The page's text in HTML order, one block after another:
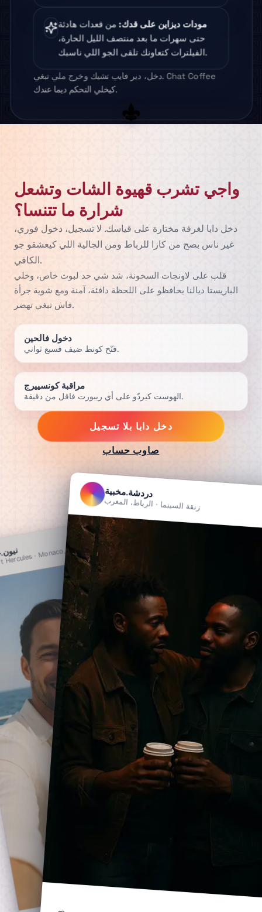
مودات ديزاين على قدك: من قعدات هادئة
حتى سهرات ما بعد منتصف الليل الحارة،
دخل، دير فايب تشيك وخرج ملي تبغي. Chat Coffee
كيخلي التحكم ديما عندك.
واجي تشرب قهيوة الشات وتشعل
شرارة ما تتنسا؟
دخل دابا لغرفة مختارة على قياسك. لا تسجيل، دخول فوري،
غير ناس بصح من كازا للرباط ومن الجالية اللي كيعشقو جو
الكافي.
قلب على لاونجات السخونة، شد شي حد لبوث خاص، وخلي
الباريستا ديالنا يحافظو على اللحظة دافئة، آمنة ومع شوية جرأة
فاش تبغي تهضر.
دخول فالحين
فتّح كونط ضيف فسبع ثواني.
مراقبة كونسييرج
الهوست كيردّو على أي ريبورت فاقل من دقيقة.
دخل دابا بلا تسجيل
صاوب حساب
· Monaco, MC
دردشة.مخبية
زنقة السينما · الرباط، المغرب